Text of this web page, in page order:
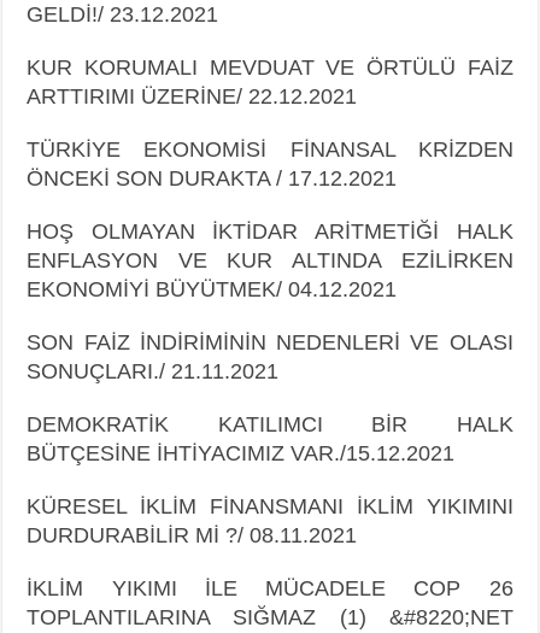
GELDİ!/ 23.12.2021
KUR KORUMALI MEVDUAT VE ÖRTÜLÜ FAİZ
ARTTIRIMI ÜZERİNE/ 22.12.2021
TÜRKİYE EKONOMİSİ FİNANSAL KRİZDEN
ÖNCEKİ SON DURAKTA / 17.12.2021
HOŞ OLMAYAN İKTİDAR ARİTMETİĞİ HALK
ENFLASYON VE KUR ALTINDA EZİLİRKEN
EKONOMİYİ BÜYÜTMEK/ 04.12.2021
SON FAİZ İNDİRİMİNİN NEDENLERİ VE OLASI
SONUÇLARI./ 21.11.2021
DEMOKRATİK KATILIMCI BİR HALK
BÜTÇESİNE İHTİYACIMIZ VAR./15.12.2021
KÜRESEL İKLİM FİNANSMANI İKLİM YIKIMINI
DURDURABİLİR Mİ ?/ 08.11.2021
İKLİM YIKIMI İLE MÜCADELE COP 26
TOPLANTILARINA SIĞMAZ (1) &#8220;NET